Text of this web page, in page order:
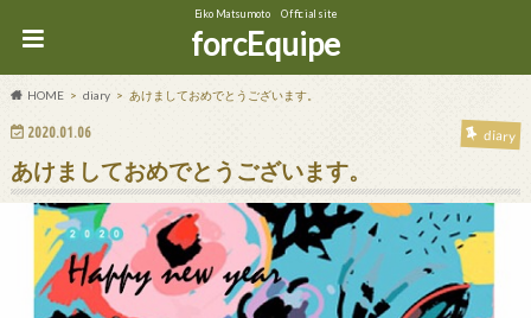
Eiko Matsumoto Official site
forcEquipe
HOME diary あけましておめでとうございます。
2020.01.06 diary
あけましておめでとうございます。